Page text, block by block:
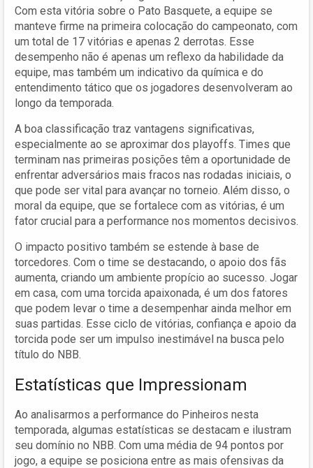
Com esta vitória sobre o Pato Basquete, a equipe se
manteve firme na primeira colocação do campeonato, com
um total de 17 vitórias e apenas 2 derrotas. Esse
desempenho não é apenas um reflexo da habilidade da
equipe, mas também um indicativo da química e do
entendimento tático que os jogadores desenvolveram ao
longo da temporada.
A boa classificação traz vantagens significativas,
especialmente ao se aproximar dos playoffs. Times que
terminam nas primeiras posições têm a oportunidade de
enfrentar adversários mais fracos nas rodadas iniciais, o
que pode ser vital para avançar no torneio. Além disso, o
moral da equipe, que se fortalece com as vitórias, é um
fator crucial para a performance nos momentos decisivos.
O impacto positivo também se estende à base de
torcedores. Com o time se destacando, o apoio dos fãs
aumenta, criando um ambiente propício ao sucesso. Jogar
em casa, com uma torcida apaixonada, é um dos fatores
que podem levar o time a desempenhar ainda melhor em
suas partidas. Esse ciclo de vitórias, confiança e apoio da
torcida pode ser um impulso inestimável na busca pelo
título do NBB.
Estatísticas que Impressionam
Ao analisarmos a performance do Pinheiros nesta
temporada, algumas estatísticas se destacam e ilustram
seu domínio no NBB. Com uma média de 94 pontos por
jogo, a equipe se posiciona entre as mais ofensivas da